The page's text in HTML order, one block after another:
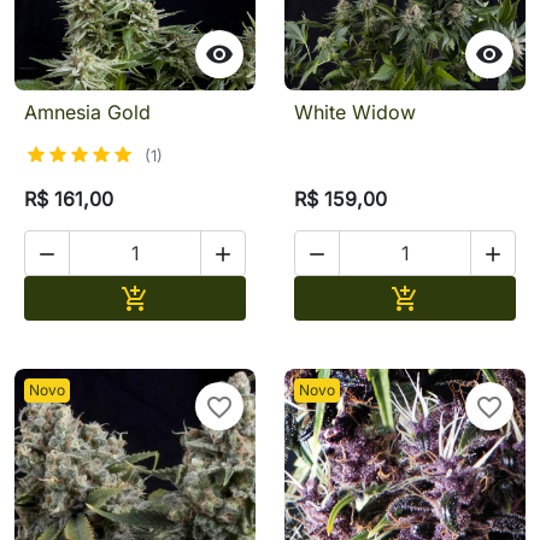

Amnesia Gold
(1)
R$ 161,00
 


White Widow
R$ 159,00
 

Novo
favorite_border
Novo
favorite_border